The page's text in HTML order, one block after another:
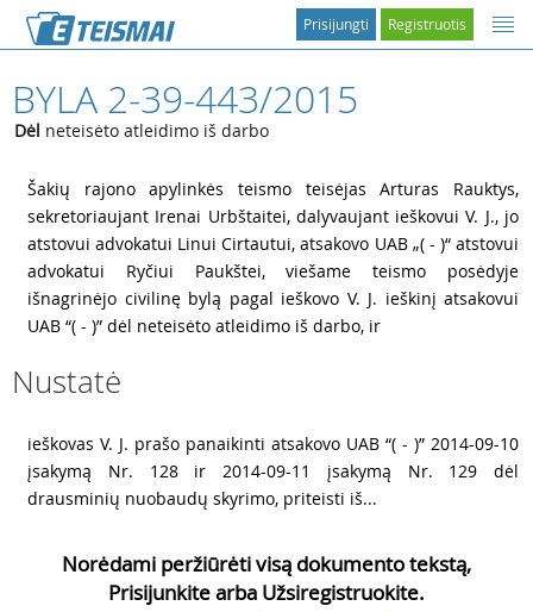
Registruotis
Prisijungti
BYLA 2-39-443/2015
Dėl neteisėto atleidimo iš darbo
Šakių rajono apylinkės teismo teisėjas Arturas Rauktys,
sekretoriaujant Irenai Urbštaitei, dalyvaujant ieškovui V. J., jo
atstovui advokatui Linui Cirtautui, atsakovo UAB „( - )“ atstovui
advokatui Ryčiui Paukštei, viešame teismo posėdyje
išnagrinėjo civilinę bylą pagal ieškovo V. J. ieškinį atsakovui
UAB “( - )” dėl neteisėto atleidimo iš darbo, ir
Nustatė
ieškovas V. J. prašo panaikinti atsakovo UAB “( - )” 2014-09-10
įsakymą Nr. 128 ir 2014-09-11 įsakymą Nr. 129 dėl
drausminių nuobaudų skyrimo, priteisti iš...
Norėdami peržiūrėti visą dokumento tekstą,
Prisijunkite arba Užsiregistruokite.